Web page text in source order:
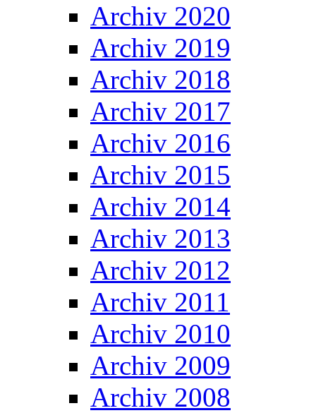
Archiv 2020
Archiv 2019
Archiv 2018
Archiv 2017
Archiv 2016
Archiv 2015
Archiv 2014
Archiv 2013
Archiv 2012
Archiv 2011
Archiv 2010
Archiv 2009
Archiv 2008